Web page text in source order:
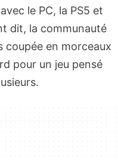
le PC, la PS5 et
dit, la communauté
coupée en morceaux
pour un jeu pensé